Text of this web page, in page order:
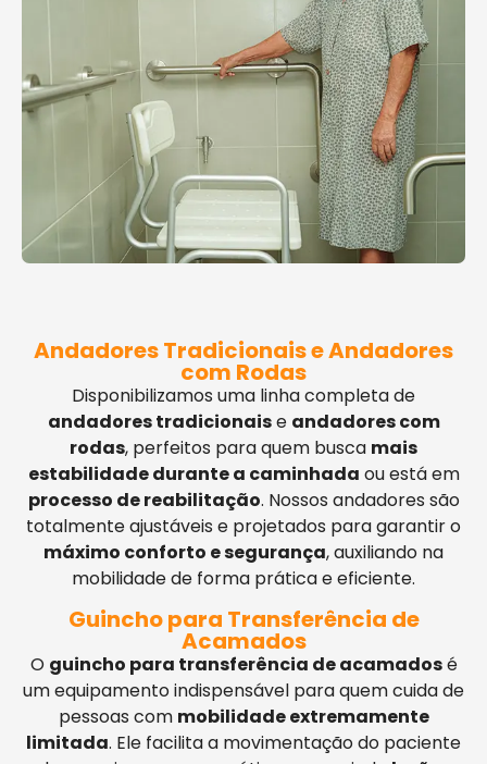
Andadores Tradicionais e Andadores
com Rodas
Disponibilizamos uma linha completa de
andadores tradicionaise andadores com
rodas, perfeitos para quem busca mais
estabilidade durante a caminhada ou está em
processo de reabilitação. Nossos andadores são
totalmente ajustáveis e projetados para garantir o
máximo conforto e segurança, auxiliando na
mobilidade de forma prática e eficiente.
Guincho para Transferência de
Acamados
O guincho para transferência de acamadosé
um equipamento indispensável para quem cuida de
pessoas com mobilidade extremamente
limitada. Ele facilita a movimentação do paciente